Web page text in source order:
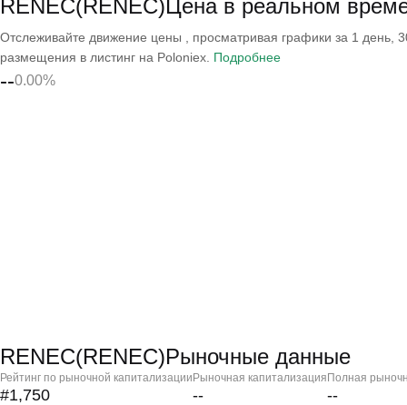
RENEC(RENEC)Цена в реальном
Отслеживайте движение цены , просматривая графики за 1 день,
размещения в листинг на Poloniex. Подробнее
--0.00%
RENEC(RENEC)Рыночные данные
Рейтинг по рыночной капитализации
#1,750
Рыночная капитализация
--
Полная
--